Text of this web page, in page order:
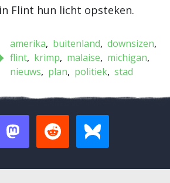
Flint hun licht opsteken.
amerika buitenland downsizen
flint krimp malaise
michigan
nieuws
plan politiek stad